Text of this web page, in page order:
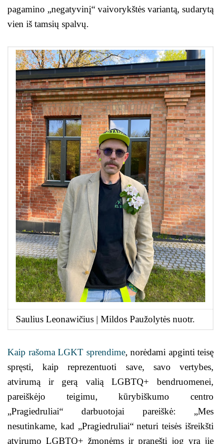
pagamino „negatyvinį“ vaivorykštės variantą, sudarytą
vien iš tamsių spalvų.
Saulius Leonawičius | Mildos Paužolytės nuotr.
Kaip rašoma LGKT sprendime, norėdami apginti teisę
spręsti, kaip reprezentuoti save, savo vertybes,
atvirumą ir gerą valią LGBTQ+ bendruomenei,
pareiškėjo teigimu, kūrybiškumo centro
„Pragiedruliai“ darbuotojai pareiškė: „Mes
nesutinkame, kad „Pragiedruliai“ neturi teisės išreikšti
atvirumo LGBTQ+ žmonėms ir pranešti jog yra jie